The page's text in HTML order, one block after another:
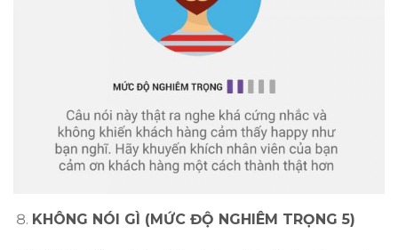
KHÔNG NÓI GÌ (MỨC ĐỘ NGHIÊM TRỌNG 5)